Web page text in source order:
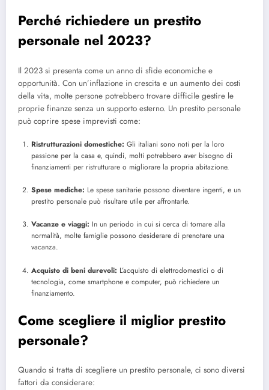
Perché richiedere un prestito
personale nel 2023?
Il 2023 si presenta come un anno di sfide economiche e
opportunità. Con un’inflazione in crescita e un aumento dei costi
della vita, molte persone potrebbero trovare difficile gestire le
proprie finanze senza un supporto esterno. Un prestito personale
può coprire spese imprevisti come:
Ristrutturazioni domestiche: Gli italiani sono noti per la loro
passione per la casa e, quindi, molti potrebbero aver bisogno di
finanziamenti per ristrutturare o migliorare la propria abitazione.
Spese mediche: Le spese sanitarie possono diventare ingenti, e un
prestito personale può risultare utile per affrontarle.
Vacanze e viaggi: In un periodo in cui si cerca di tornare alla
normalità, molte famiglie possono desiderare di prenotare una
vacanza.
Acquisto di beni durevoli: L’acquisto di elettrodomestici o di
tecnologia, come smartphone e computer, può richiedere un
finanziamento.
Come scegliere il miglior prestito
personale?
Quando si tratta di scegliere un prestito personale, ci sono diversi
fattori da considerare: